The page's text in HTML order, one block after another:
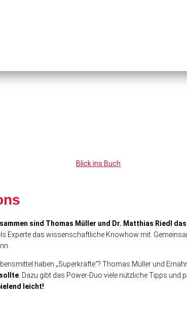
Blick ins Buch
sind Thomas Müller und Dr. Matthias Riedl
Experte das wissenschaftliche Knowhow mit.
haben „Superkräfte“? Thomas Müller und
. Dazu gibt das Power-Duo viele nützliche Tipps und
leicht!